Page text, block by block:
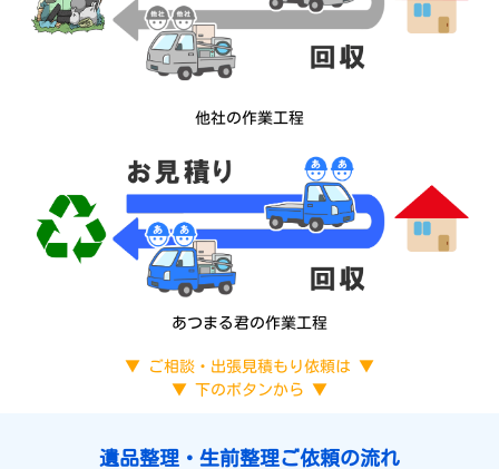
他社の作業工程
あつまる君の作業工程
▼ ご相談・出張見積もり依頼は ▼
▼ 下のボタンから ▼
遺品整理・生前整理ご依頼の流れ